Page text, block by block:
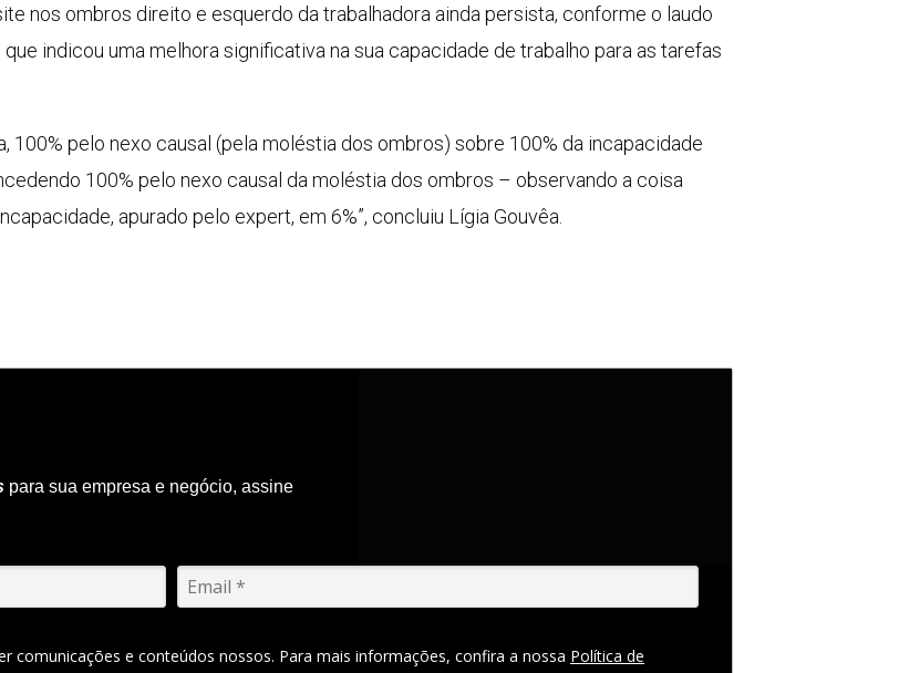
nos ombros direito e esquerdo da trabalhadora ainda persista, conforme o laudo
indicou uma melhora significativa na sua capacidade de trabalho para as tarefas
100% pelo nexo causal (pela moléstia dos ombros) sobre 100% da incapacidade
100% pelo nexo causal da moléstia dos ombros – observando a coisa
apurado pelo expert, em 6%”, concluiu Lígia Gouvêa.
para sua empresa e negócio, assine
comunicações e conteúdos nossos. Para mais informações, confira a nossa Política de